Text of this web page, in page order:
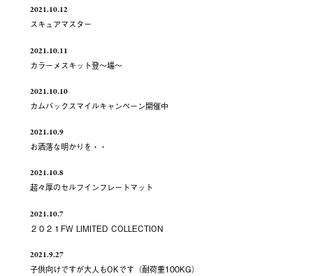
2021.10.12
スキュアマスター
2021.10.11
カラーメスキット登～場～
2021.10.10
カムバックスマイルキャンペーン開催中
2021.10.9
お洒落な明かりを・・
2021.10.8
超々厚のセルフインフレートマット
2021.10.7
２０２１FW LIMITED COLLECTION
2021.9.27
子供向けですが大人もOKです（耐荷重100KG）